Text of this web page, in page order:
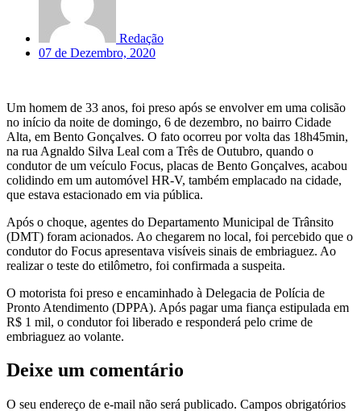
Redação
07 de Dezembro, 2020
Um homem de 33 anos, foi preso após se envolver em uma colisão
no início da noite de domingo, 6 de dezembro, no bairro Cidade
Alta, em Bento Gonçalves. O fato ocorreu por volta das 18h45min,
na rua Agnaldo Silva Leal com a Três de Outubro, quando o
condutor de um veículo Focus, placas de Bento Gonçalves, acabou
colidindo em um automóvel HR-V, também emplacado na cidade,
que estava estacionado em via pública.
Após o choque, agentes do Departamento Municipal de Trânsito
(DMT) foram acionados. Ao chegarem no local, foi percebido que o
condutor do Focus apresentava visíveis sinais de embriaguez. Ao
realizar o teste do etilômetro, foi confirmada a suspeita.
O motorista foi preso e encaminhado à Delegacia de Polícia de
Pronto Atendimento (DPPA). Após pagar uma fiança estipulada em
R$ 1 mil, o condutor foi liberado e responderá pelo crime de
embriaguez ao volante.
Deixe um comentário
O seu endereço de e-mail não será publicado. Campos obrigatórios